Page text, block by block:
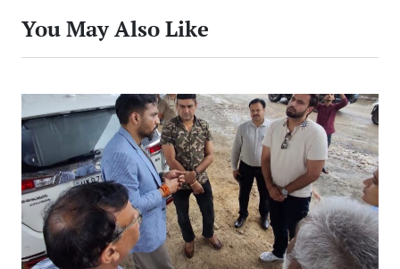
You May Also Like